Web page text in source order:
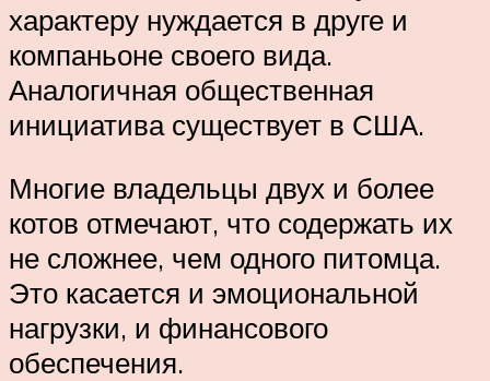
характеру нуждается в друге и
компаньоне своего вида.
Аналогичная общественная
инициатива существует в США.
Многие владельцы двух и более
котов отмечают, что содержать их
не сложнее, чем одного питомца.
Это касается и эмоциональной
нагрузки, и финансового
обеспечения.